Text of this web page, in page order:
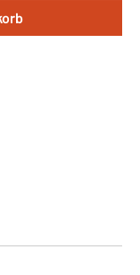
Wert ein